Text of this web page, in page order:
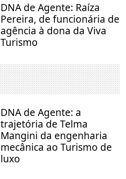
DNA de Agente: Raíza
Pereira, de funcionária de
agência à dona da Viva
Turismo
DNA de Agente: a
trajetória de Telma
Mangini da engenharia
mecânica ao Turismo de
luxo